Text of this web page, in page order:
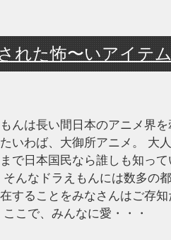
れた怖〜いアイテム
んは長い間日本のアニメ界を
いわば、大御所アニメ。 大
で日本国民なら誰しも知って
そんなドラえもんには数多の
することをみなさんはご存知
ここで、みんなに愛・・・